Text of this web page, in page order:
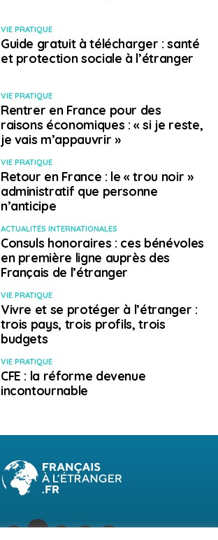
VIE PRATIQUE
Guide gratuit à télécharger : santé
et protection sociale à l’étranger
VIE PRATIQUE
Rentrer en France pour des
raisons économiques : « si je reste,
je vais m’appauvrir »
VIE PRATIQUE
Retour en France : le « trou noir »
administratif que personne
n’anticipe
ACTUALITÉS INTERNATIONALES
Consuls honoraires : ces bénévoles
en première ligne auprès des
Français de l’étranger
VIE PRATIQUE
Vivre et se protéger à l’étranger :
trois pays, trois profils, trois
budgets
VIE PRATIQUE
CFE : la réforme devenue
incontournable